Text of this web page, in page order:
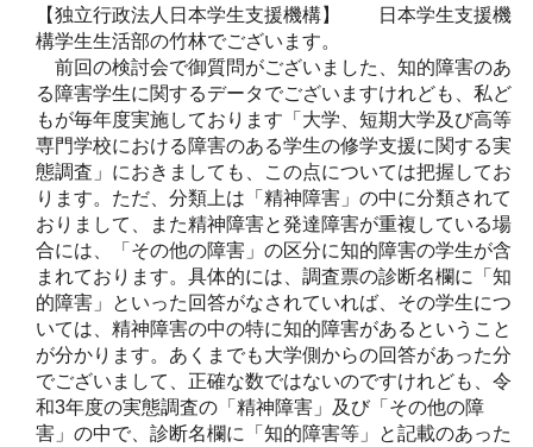
【独立行政法人日本学生支援機構】 日本学生支援機
構学生生活部の竹林でございます。
前回の検討会で御質問がございました、知的障害のあ
る障害学生に関するデータでございますけれども、私ど
もが毎年度実施しております「大学、短期大学及び高等
専門学校における障害のある学生の修学支援に関する実
態調査」におきましても、この点については把握してお
ります。ただ、分類上は「精神障害」の中に分類されて
おりまして、また精神障害と発達障害が重複している場
合には、「その他の障害」の区分に知的障害の学生が含
まれております。具体的には、調査票の診断名欄に「知
的障害」といった回答がなされていれば、その学生につ
いては、精神障害の中の特に知的障害があるということ
が分かります。あくまでも大学側からの回答があった分
でございまして、正確な数ではないのですけれども、令
和3年度の実態調査の「精神障害」及び「その他の障
害」の中で、診断名欄に「知的障害等」と記載のあった